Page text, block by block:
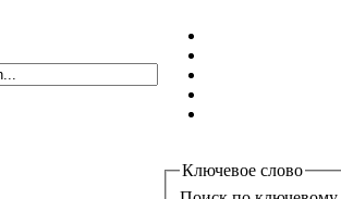
Ключевое слово